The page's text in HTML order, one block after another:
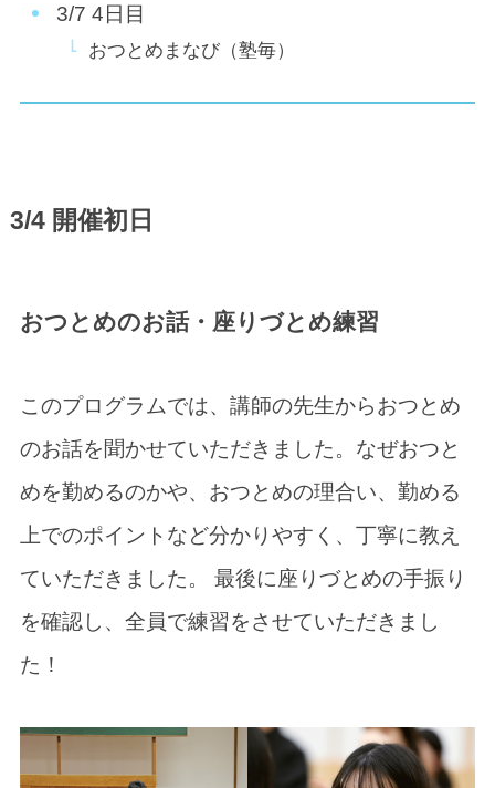
3/7 4日目
おつとめまなび（塾毎）
3/4 開催初日
おつとめのお話・座りづとめ練習
このプログラムでは、講師の先生からおつとめ
のお話を聞かせていただきました。なぜおつと
めを勤めるのかや、おつとめの理合い、勤める
上でのポイントなど分かりやすく、丁寧に教え
ていただきました。 最後に座りづとめの手振り
を確認し、全員で練習をさせていただきまし
た！